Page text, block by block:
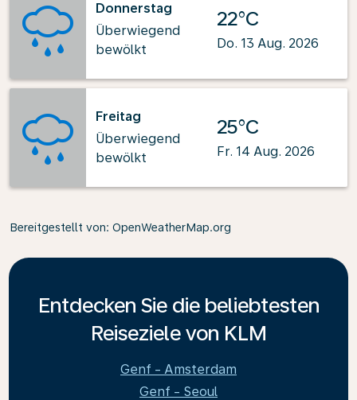
Donnerstag
Überwiegend
bewölkt
22°C
Do. 13 Aug. 2026
Freitag
Überwiegend
bewölkt
25°C
Fr. 14 Aug. 2026
Bereitgestellt von: OpenWeatherMap.org
Entdecken Sie die beliebtesten
Reiseziele von KLM
Genf - Amsterdam
Genf - Seoul